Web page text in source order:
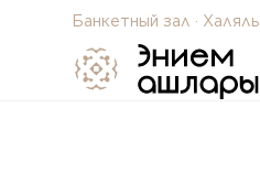
Банкетный зал · Халяль